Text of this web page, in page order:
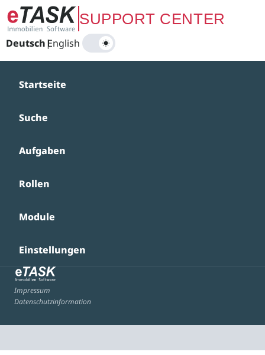
Zum Hauptinhalt springenSUPPORT CENTER
Deutsch|
English
Startseite
Suche
Aufgaben
Rollen
Module
Einstellungen
Impressum
Datenschutzinformation